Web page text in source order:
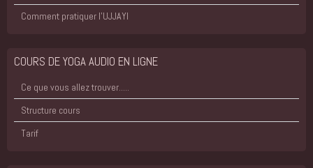
Comment pratiquer l'UJJAYI
COURS DE YOGA AUDIO EN LIGNE
Ce que vous allez trouver.....
Structure cours
Tarif